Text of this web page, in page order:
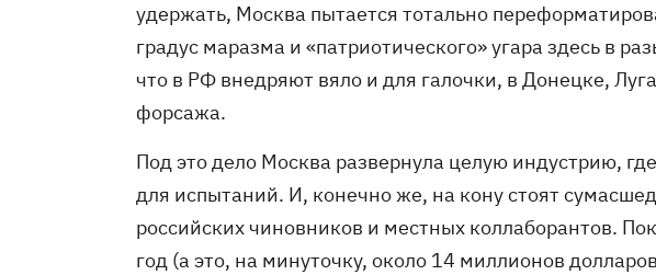
удержать, Москва пытается тотально
градус маразма и «патриотического» угара здесь в
что в РФ внедряют вяло и для галочки, в Донецке,
форсажа.
Под это дело Москва развернула целую индустрию,
для испытаний. И, конечно же, на кону стоят
российских чиновников и местных коллаборантов.
год (а это, на минуточку, около 14 миллионов